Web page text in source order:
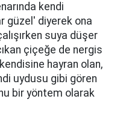
kendi
güzel' diyerek ona
suya düşer
çiçeğe de nergis
hayran olan,
uydusu gibi gören
bir yöntem olarak